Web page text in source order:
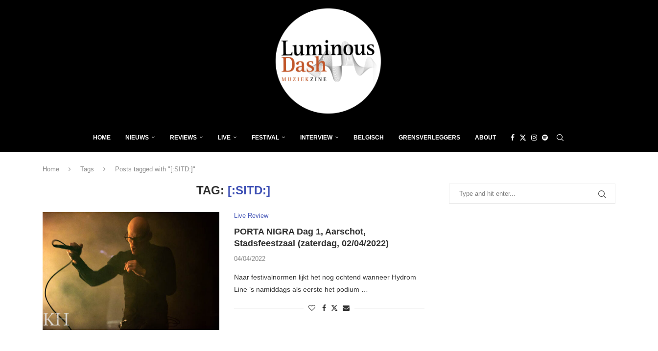
HOME NIEUWS REVIEWS LIVE FESTIVAL INTERVIEW BELGISCH GRENSVERLEGGERS ABOUT
Home Tags Posts tagged with "[:SITD:]"
TAG: [:SITD:]
Live Review
PORTA NIGRA Dag 1, Aarschot,
Stadsfeestzaal (zaterdag, 02/04/2022)
04/04/2022
Naar festivalnormen lijkt het nog ochtend wanneer Hydrom
Line ’s namiddags als eerste het podium …